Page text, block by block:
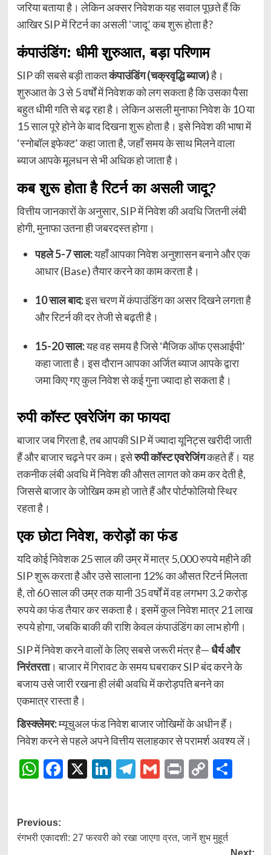
जरिया बताया है। लेकिन अक्सर निवेशक यह सवाल पूछते हैं कि
आखिर SIP में रिटर्न का असली ‘जादू’ कब शुरू होता है?
कंपाउंडिंग: धीमी शुरुआत, बड़ा परिणाम
SIP की सबसे बड़ी ताकतकंपाउंडिंग (चक्रवृद्धि ब्याज)है।
शुरुआत के 3 से 5 वर्षों में निवेशक को लग सकता है कि उसका पैसा
बहुत धीमी गति से बढ़ रहा है। लेकिन असली मुनाफा निवेश के 10 या
15 साल पूरे होने के बाद दिखना शुरू होता है। इसे निवेश की भाषा में
‘स्नोबॉल इफेक्ट’ कहा जाता है, जहाँ समय के साथ मिलने वाला
ब्याज आपके मूलधन से भी अधिक हो जाता है।
कब शुरू होता है रिटर्न का असली जादू?
वित्तीय जानकारों के अनुसार, SIP में निवेश की अवधि जितनी लंबी
होगी, मुनाफा उतना ही जबरदस्त होगा।
पहले 5-7 साल:यहाँ आपका निवेश अनुशासन बनाने और एक
आधार (Base) तैयार करने का काम करता है।
10 साल बाद:इस चरण में कंपाउंडिंग का असर दिखने लगता है
और रिटर्न की दर तेजी से बढ़ती है।
15-20 साल:यह वह समय है जिसे ‘मैजिक ऑफ एसआईपी’
कहा जाता है। इस दौरान आपका अर्जित ब्याज आपके द्वारा
जमा किए गए कुल निवेश से कई गुना ज्यादा हो सकता है।
रुपी कॉस्ट एवरेजिंग का फायदा
बाजार जब गिरता है, तब आपकी SIP में ज्यादा यूनिट्स खरीदी जाती
हैं और बाजार चढ़ने पर कम। इसेरुपी कॉस्ट एवरेजिंगकहते हैं। यह
तकनीक लंबी अवधि में निवेश की औसत लागत को कम कर देती है,
जिससे बाजार के जोखिम कम हो जाते हैं और पोर्टफोलियो स्थिर
रहता है।
एक छोटा निवेश, करोड़ों का फंड
यदि कोई निवेशक 25 साल की उम्र में मात्र 5,000 रुपये महीने की
SIP शुरू करता है और उसे सालाना 12% का औसत रिटर्न मिलता
है, तो 60 साल की उम्र तक यानी 35 वर्षों में वह लगभग 3.2 करोड़
रुपये का फंड तैयार कर सकता है। इसमें कुल निवेश मात्र 21 लाख
रुपये होगा, जबकि बाकी की राशि केवल कंपाउंडिंग का लाभ होगी।
SIP में निवेश करने वालों के लिए सबसे जरूरी मंत्र है—धैर्य और
निरंतरता। बाजार में गिरावट के समय घबराकर SIP बंद करने के
बजाय उसे जारी रखना ही लंबी अवधि में करोड़पति बनने का
एकमात्र रास्ता है।
डिस्क्लेमर:म्यूचुअल फंड निवेश बाजार जोखिमों के अधीन हैं।
निवेश करने से पहले अपने वित्तीय सलाहकार से परामर्श अवश्य लें।
WhatsApp
Facebook
X LinkedIn
Telegram
Gmail
Print
Copy
Post
navigation
Previous:
रंगभरी एकादशी: 27 फरवरी को रखा जाएगा व्रत, जानें शुभ मुहूर्त
Next: